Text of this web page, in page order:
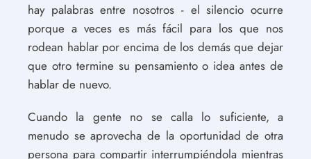
hay palabras entre nosotros - el silencio ocurre
porque a veces es más fácil para los que nos
rodean hablar por encima de los demás que dejar
que otro termine su pensamiento o idea antes de
hablar de nuevo.
Cuando la gente no se calla lo suficiente, a
menudo se aprovecha de la oportunidad de otra
persona para compartir interrumpiéndola mientras